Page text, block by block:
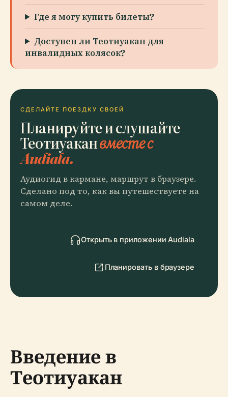
Где я могу купить билеты?
Доступен ли Теотиуакан для
инвалидных колясок?
СДЕЛАЙТЕ ПОЕЗДКУ СВОЕЙ
Планируйте и слушайте
Теотиуаканвместе с
Audiala.
Аудиогид в кармане, маршрут в браузере.
Сделано под то, как вы путешествуете на
самом деле.
Открыть в приложении Audiala
Планировать в браузере
Введение в
Теотиуакан